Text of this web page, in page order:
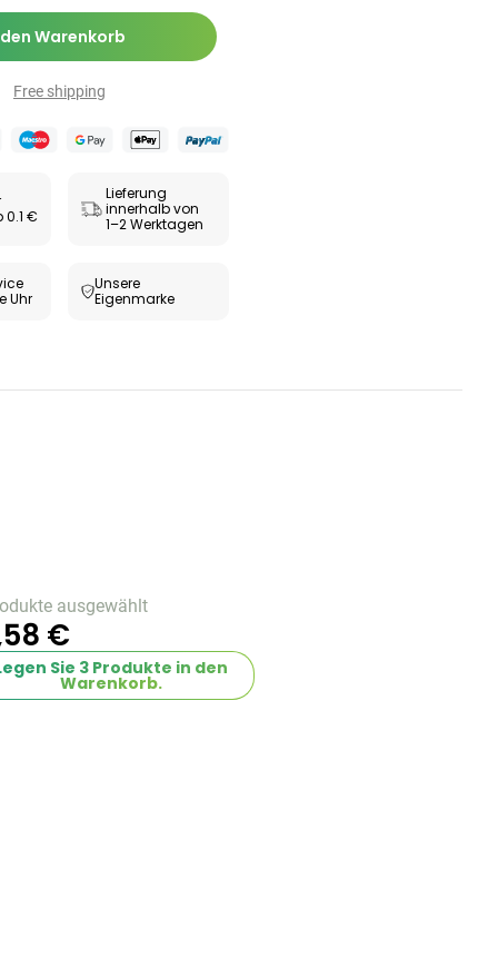
zur
Wert-
€ 17,47 € -26%
extra
€8,09 € -5%
Warenkorb
Free shipping
€
Lieferung
innerhalb von
1–2 Werktagen
Uhr
Unsere
Eigenmarke
ausgewählt
€
Sie 3 Produkte in den
Warenkorb.